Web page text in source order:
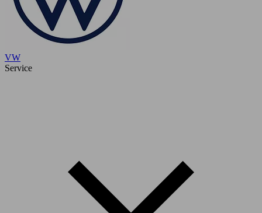
VW
Service